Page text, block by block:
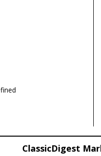
ClassicDigest